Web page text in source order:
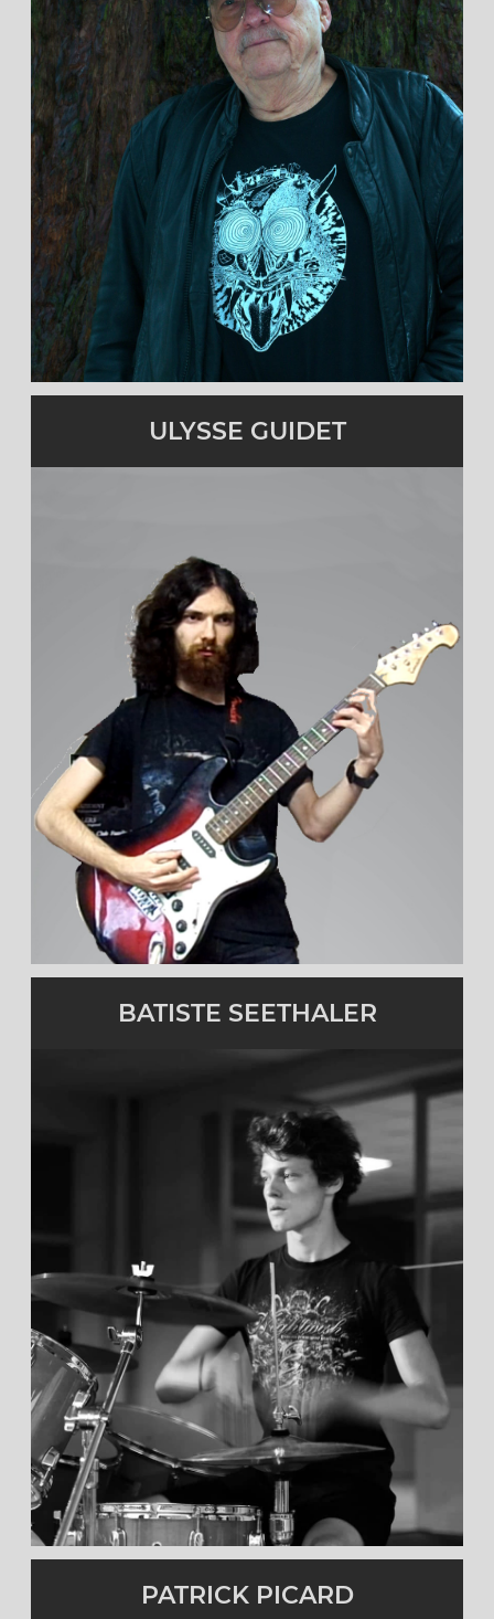
ULYSSE GUIDET
Guitariste
Actif depuis 2021
cliquez pour en savoir plus
BATISTE SEETHALER
Batteur
Membre de 2021 à 2022
cliquez pour en savoir plus
PATRICK PICARD
Batteur
Membre de 2012 à 2020.
cliquez pour en savoir plus